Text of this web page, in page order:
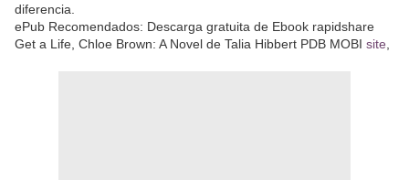
diferencia.
ePub Recomendados: Descarga gratuita de Ebook rapidshare
Get a Life, Chloe Brown: A Novel de Talia Hibbert PDB MOBI site